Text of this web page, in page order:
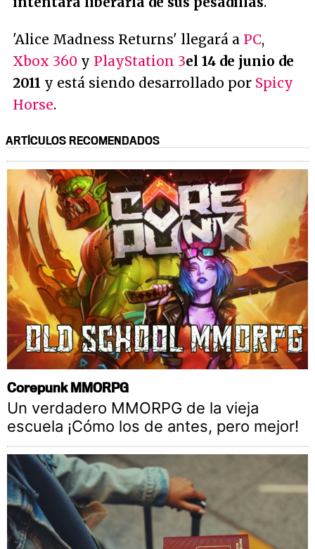
'Alice Madness Returns' llegará a PC,
Xbox 360 y PlayStation 3el 14 de junio de
2011 y está siendo desarrollado por Spicy
Horse.
ARTÍCULOS RECOMENDADOS
Corepunk MMORPG
Un verdadero MMORPG de la vieja
escuela ¡Cómo los de antes, pero mejor!